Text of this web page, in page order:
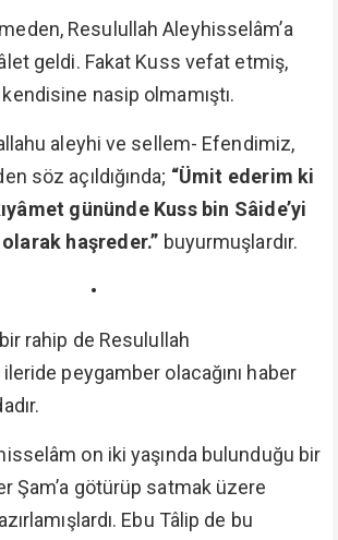
Resulullah Aleyhisselâm’a
geldi. Fakat Kuss vefat etmiş,
nasip olmamıştı.
aleyhi ve sellem- Efendimiz,
söz açıldığında; “Ümit ederim ki
gününde Kuss bin Sâide’yi
haşreder.” buyurmuşlardır.
•
rahip de Resulullah
ileride peygamber olacağını haber
on iki yaşında bulunduğu bir
Şam’a götürüp satmak üzere
Ebu Tâlip de bu